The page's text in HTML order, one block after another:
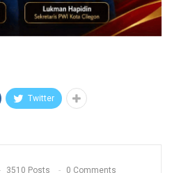
Twitter
3510 Posts 0 Comments